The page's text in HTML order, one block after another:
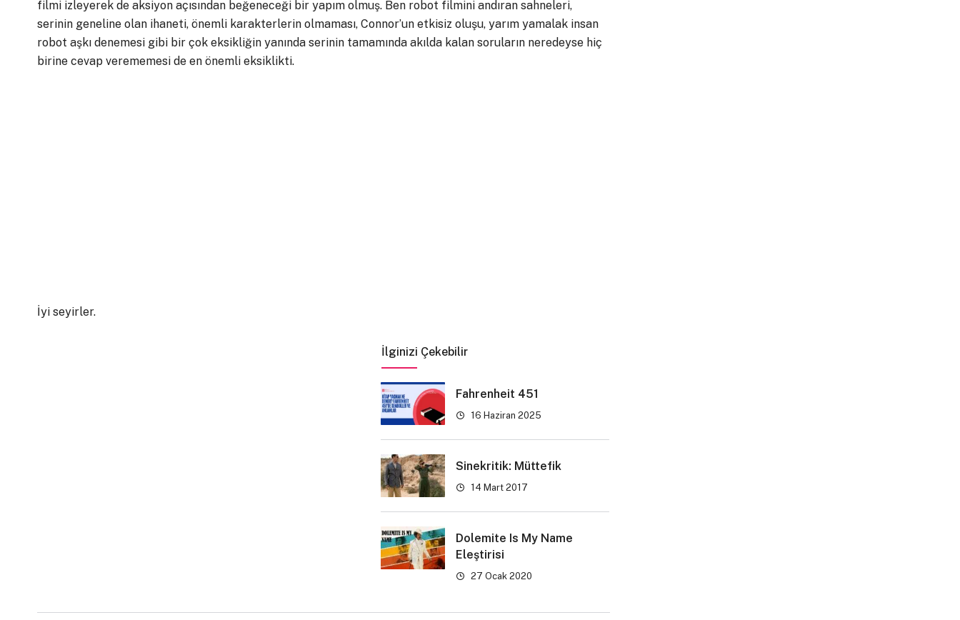
filmi izleyerek de aksiyon açısından beğeneceği bir yapım olmuş. Ben robot filmini andıran sahneleri,
serinin geneline olan ihaneti, önemli karakterlerin olmaması, Connor’un etkisiz oluşu, yarım yamalak insan
robot aşkı denemesi gibi bir çok eksikliğin yanında serinin tamamında akılda kalan soruların neredeyse hiç
birine cevap verememesi de en önemli eksiklikti.
İyi seyirler.
İlginizi Çekebilir
Fahrenheit 451
16 Haziran 2025
Sinekritik: Müttefik
14 Mart 2017
Dolemite Is My Name
Eleştirisi
27 Ocak 2020